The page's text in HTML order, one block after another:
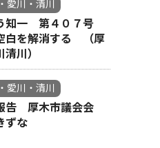
愛川・清川
知一 第４０７号
白を解消する （厚
川）
愛川・清川
告 厚木市議会会
な